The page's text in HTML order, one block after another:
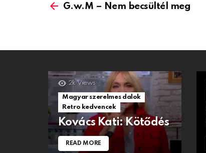
moreG.w.M – Nem becsültél meg
2k Views
Magyar szerelmes dalok
Retro kedvencek
Kovács Kati: Kötődés
READ MORE